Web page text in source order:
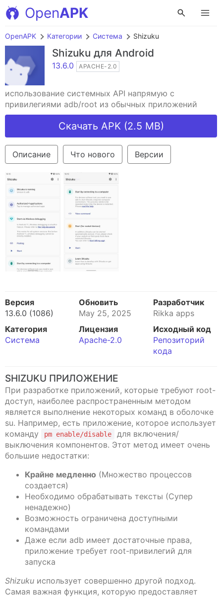
OpenAPK
OpenAPK Категории Система Shizuku
Shizuku для Android
13.6.0 APACHE-2.0
использование системных API напрямую с
привилегиями adb/root из обычных приложений
Скачать APK (2.5 MB)
Описание Что нового Версии
Версия
13.6.0 (1086)
Обновить
May 25, 2025
Разработчик
Rikka apps
Категория
Система
Лицензия
Apache-2.0
Исходный код
Репозиторий
кода
SHIZUKU ПРИЛОЖЕНИЕ
При разработке приложений, которые требуют root-
доступ, наиболее распространенным методом
является выполнение некоторых команд в оболочке
su. Например, есть приложение, которое использует
команду
pm enable/disable
для включения/
выключения компонентов. Этот метод имеет очень
большие недостатки:
Крайне медленно (Множество процессов
создается)
Необходимо обрабатывать тексты (Супер
ненадежно)
Возможность ограничена доступными
командами
Даже если adb имеет достаточные права,
приложение требует root-привилегий для
запуска
Shizuku использует совершенно другой подход.
Самая важная функция, которую предоставляет